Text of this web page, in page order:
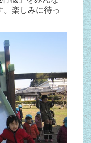
。楽しみに待っ